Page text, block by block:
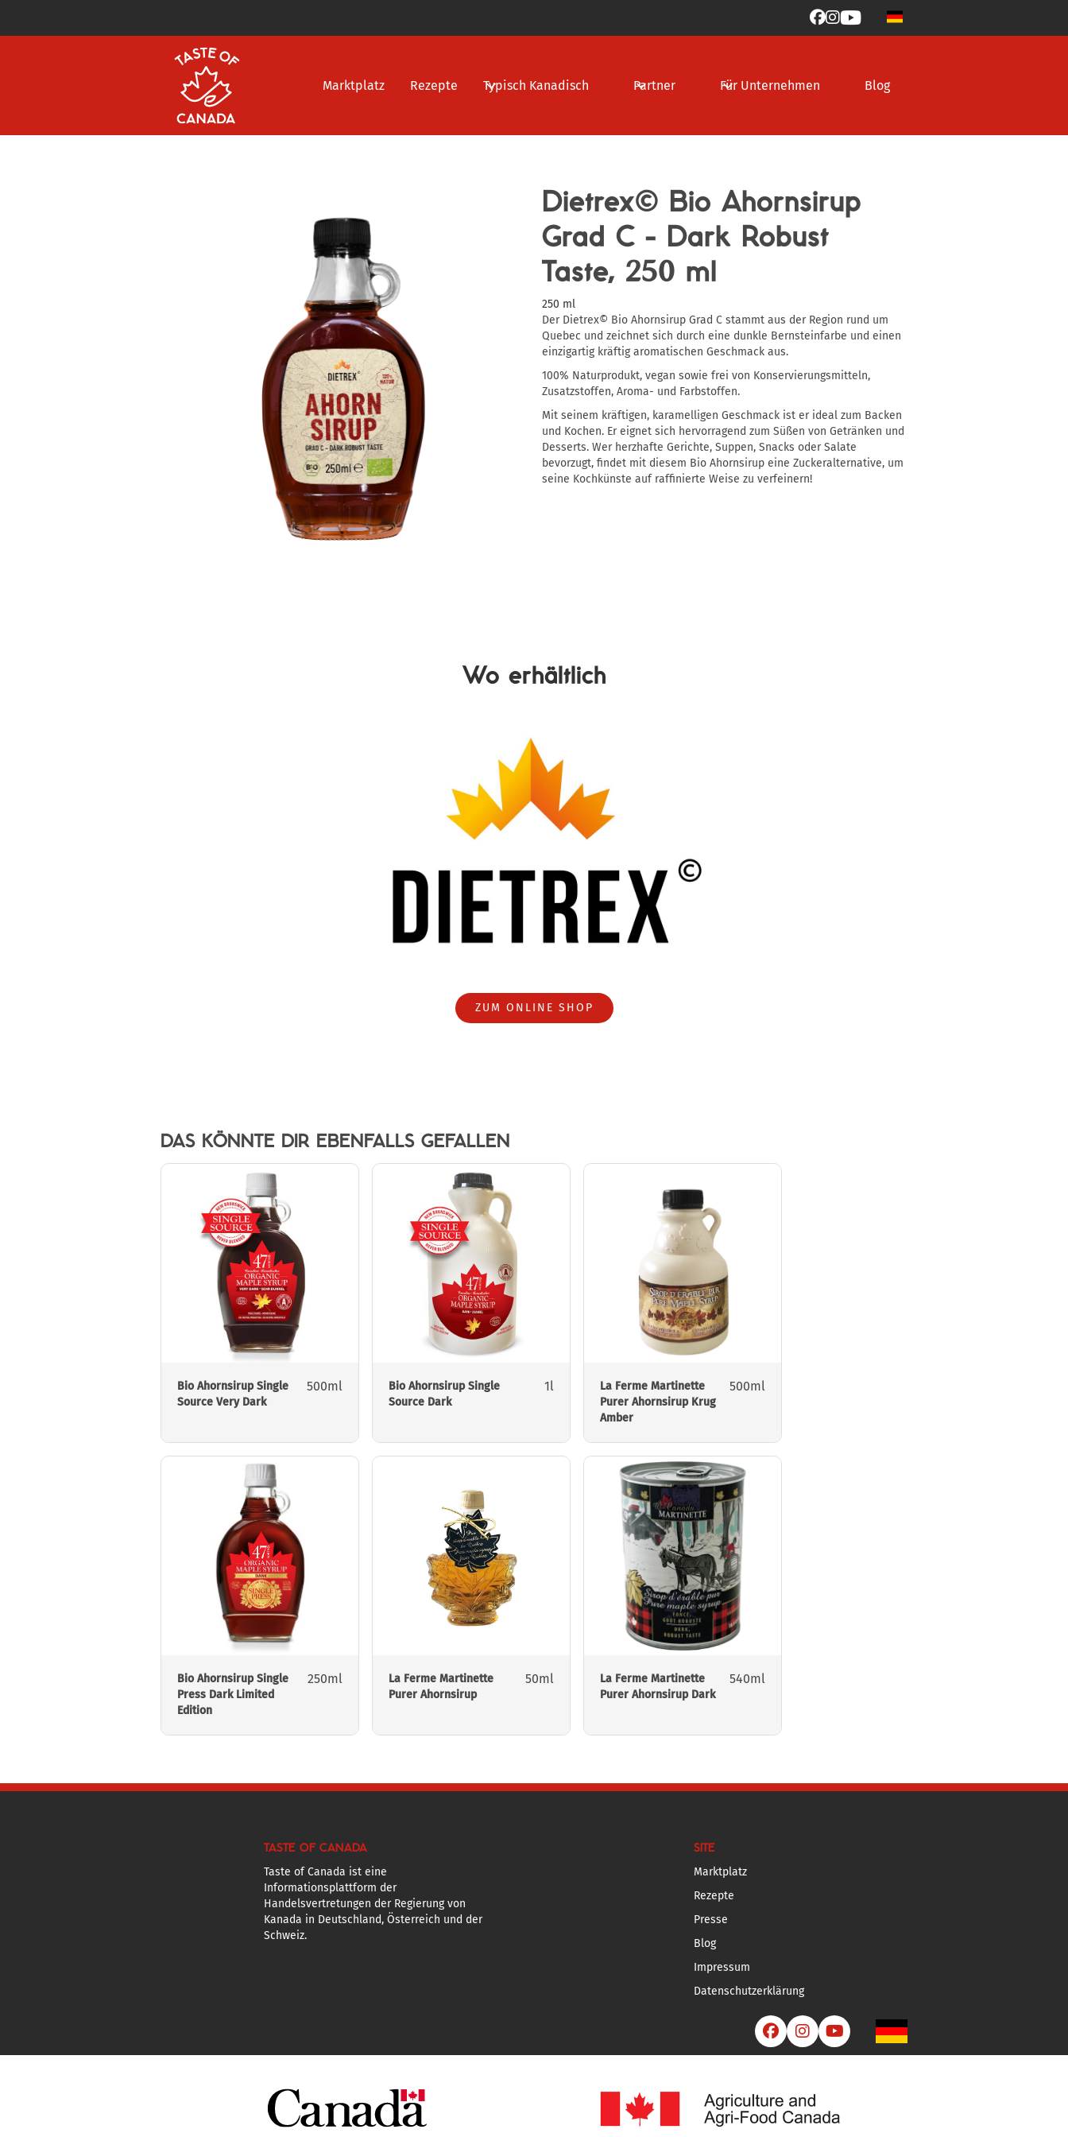

Marktplatz Rezepte Typisch Kanadisch Partner Für Unternehmen Blog
Dietrex© Bio Ahornsirup
Grad C - Dark Robust
Taste, 250 ml
250 ml
Der Dietrex© Bio Ahornsirup Grad C stammt aus der Region rund um
Quebec und zeichnet sich durch eine dunkle Bernsteinfarbe und einen
einzigartig kräftig aromatischen Geschmack aus.
100% Naturprodukt, vegan sowie frei von Konservierungsmitteln,
Zusatzstoffen, Aroma- und Farbstoffen.
Mit seinem kräftigen, karamelligen Geschmack ist er ideal zum Backen
und Kochen. Er eignet sich hervorragend zum Süßen von Getränken und
Desserts. Wer herzhafte Gerichte, Suppen, Snacks oder Salate
bevorzugt, findet mit diesem Bio Ahornsirup eine Zuckeralternative, um
seine Kochkünste auf raffinierte Weise zu verfeinern!
Wo erhältlich
ZUM ONLINE SHOP
DAS KÖNNTE DIR EBENFALLS GEFALLEN
Bio Ahornsirup Single
Source Very Dark
500ml
Bio Ahornsirup Single
Source Dark
1l
La Ferme Martinette
Purer Ahornsirup Krug
Amber
500ml
Bio Ahornsirup Single
Press Dark Limited
Edition
250ml
La Ferme Martinette
Purer Ahornsirup
50ml
La Ferme Martinette
Purer Ahornsirup Dark
540ml
TASTE OF CANADA
Taste of Canada ist eine
Informationsplattform der
Handelsvertretungen der Regierung von
Kanada in Deutschland, Österreich und der
Schweiz.
SITE
Marktplatz
Rezepte
Presse
Blog
Impressum
Datenschutzerklärung
  